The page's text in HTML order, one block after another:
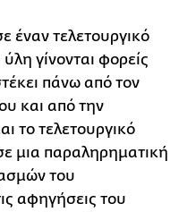
έναν τελετουργικό
γίνονται φορείς
πάνω από τον
και από την
το τελετουργικό
μια παραληρηματική
του
αφηγήσεις του